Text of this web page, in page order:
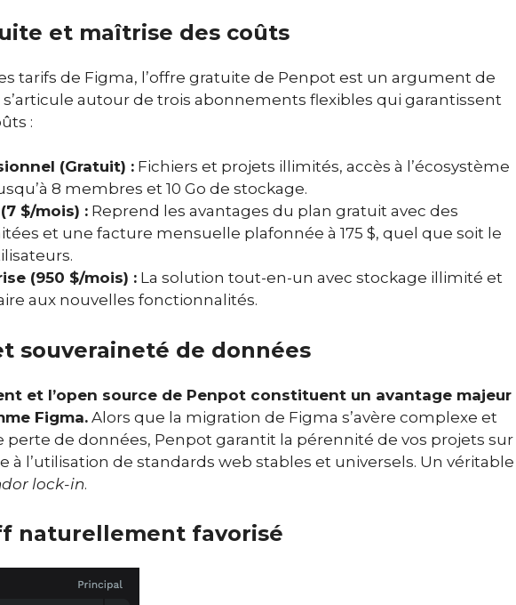
et maîtrise des coûts
tarifs de Figma, l’offre gratuite de Penpot est un argument de
autour de trois abonnements flexibles qui garantissent
:
(Gratuit) : Fichiers et projets illimités, accès à l’écosystème
8 membres et 10 Go de stockage.
$/mois) : Reprend les avantages du plan gratuit avec des
et une facture mensuelle plafonnée à 175 $, quel que soit le
(950 $/mois) : La solution tout-en-un avec stockage illimité et
aux nouvelles fonctionnalités.
souveraineté de données
et l’open source de Penpot constituent un avantage majeur
Figma. Alors que la migration de Figma s’avère complexe et
de données, Penpot garantit la pérennité de vos projets sur
à l’utilisation de standards web stables et universels. Un véritable
lock-in.
naturellement favorisé